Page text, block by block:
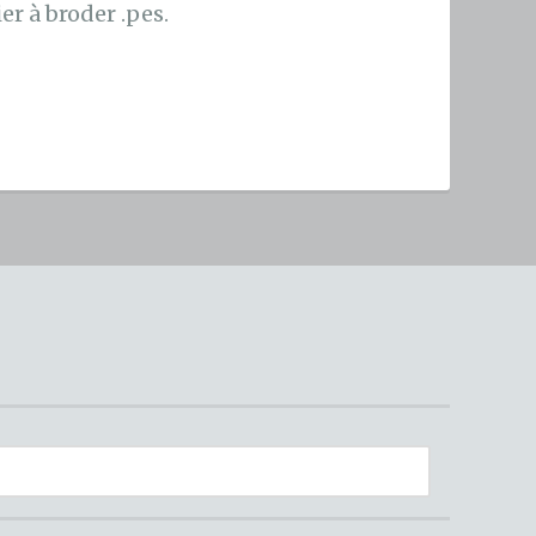
à broder .pes.